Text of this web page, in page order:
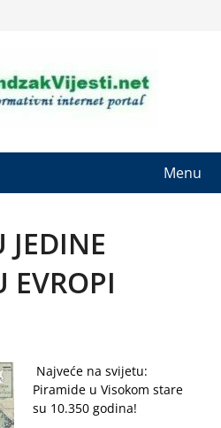
Menu
JEDINE
EVROPI
Najveće na svijetu:
Piramide u Visokom stare
su 10.350 godina!